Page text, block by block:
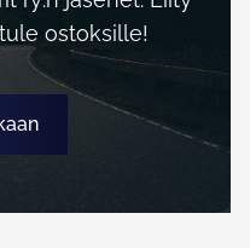
ostoksille!